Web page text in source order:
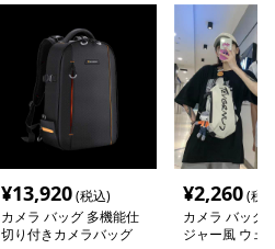
¥13,920(税込)
カメラ バッグ 多機能仕
切り付きカメラバッグ
¥2,260(税
カメラ バッグ
ジャー風 ウェ